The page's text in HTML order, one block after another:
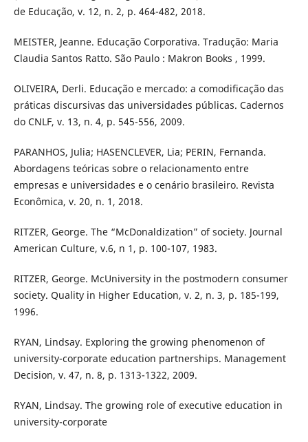
de Educação, v. 12, n. 2, p. 464-482, 2018.
MEISTER, Jeanne. Educação Corporativa. Tradução: Maria
Claudia Santos Ratto. São Paulo : Makron Books , 1999.
OLIVEIRA, Derli. Educação e mercado: a comodificação das
práticas discursivas das universidades públicas. Cadernos
do CNLF, v. 13, n. 4, p. 545-556, 2009.
PARANHOS, Julia; HASENCLEVER, Lia; PERIN, Fernanda.
Abordagens teóricas sobre o relacionamento entre
empresas e universidades e o cenário brasileiro. Revista
Econômica, v. 20, n. 1, 2018.
RITZER, George. The “McDonaldization” of society. Journal
American Culture, v.6, n 1, p. 100-107, 1983.
RITZER, George. McUniversity in the postmodern consumer
society. Quality in Higher Education, v. 2, n. 3, p. 185-199,
1996.
RYAN, Lindsay. Exploring the growing phenomenon of
university-corporate education partnerships. Management
Decision, v. 47, n. 8, p. 1313-1322, 2009.
RYAN, Lindsay. The growing role of executive education in
university-corporate